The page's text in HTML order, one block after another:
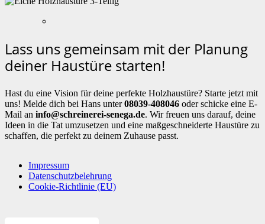
Lass uns gemeinsam mit der Planung
deiner Haustüre starten!
Hast du eine Vision für deine perfekte Holzhaustüre? Starte jetzt mit
uns! Melde dich bei Hans unter08039-408046 oder schicke eine E-
Mail an info@schreinerei-senega.de. Wir freuen uns darauf, deine
Ideen in die Tat umzusetzen und eine maßgeschneiderte Haustüre zu
schaffen, die perfekt zu deinem Zuhause passt.
Impressum
Datenschutzbelehrung
Cookie-Richtlinie (EU)